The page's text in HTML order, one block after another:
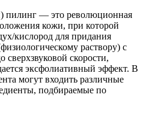
пилинг — это революционная
кожи, при которой
кислород для придания
раствору) с
сверхзвуковой скорости,
эксфолиативный эффект. В
могут входить различные
подбираемые по